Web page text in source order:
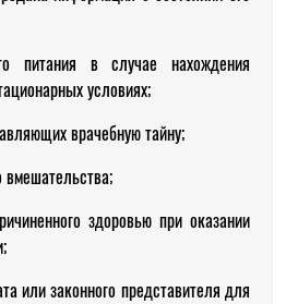
питания в случае нахождения
условиях;
врачебную тайну;
вмешательства;
здоровью при оказании
или законного представителя для